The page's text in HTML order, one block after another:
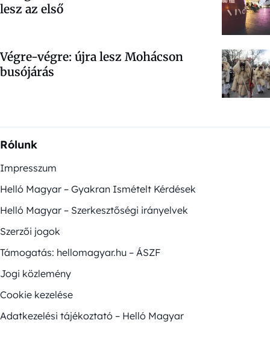
lesz az első
Végre-végre: újra lesz Mohácson
busójárás
Rólunk
Impresszum
Helló Magyar – Gyakran Ismételt Kérdések
Helló Magyar – Szerkesztőségi irányelvek
Szerzői jogok
Támogatás: hellomagyar.hu – ÁSZF
Jogi közlemény
Cookie kezelése
Adatkezelési tájékoztató – Helló Magyar